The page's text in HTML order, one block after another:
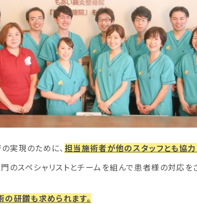
実現のために、 担当施術者が他のスタッフとも協力
のスペシャリストとチームを組んで患者様の対応を
研鑽も求められます。